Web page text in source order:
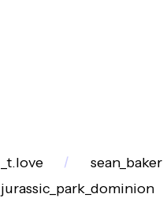
_t.love sean_baker
jurassic_park_dominion